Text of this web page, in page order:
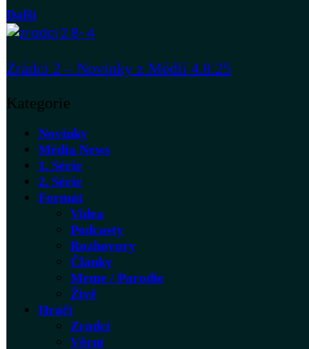
Další
Zrádci 2 – Novinky z Médií 4.8.25
Kategorie
Novinky
Média News
1. Série
2. Série
Formát
Videa
Podcasty
Rozhovory
Články
Meme / Parodie
Živě
Hráči
Zrádci
Věrní